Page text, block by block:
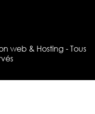
web & Hosting - Tous